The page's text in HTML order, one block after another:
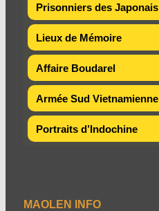
Prisonniers des Japonais
Lieux de Mémoire
Affaire Boudarel
Armée Sud Vietnamienne
Portraits d’Indochine
MAOLEN INFO